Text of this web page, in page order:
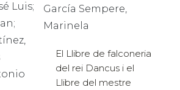
Luis;
García Sempere,
Marinela
El Llibre de falconeria
del rei Dancus i el
Llibre del mestre